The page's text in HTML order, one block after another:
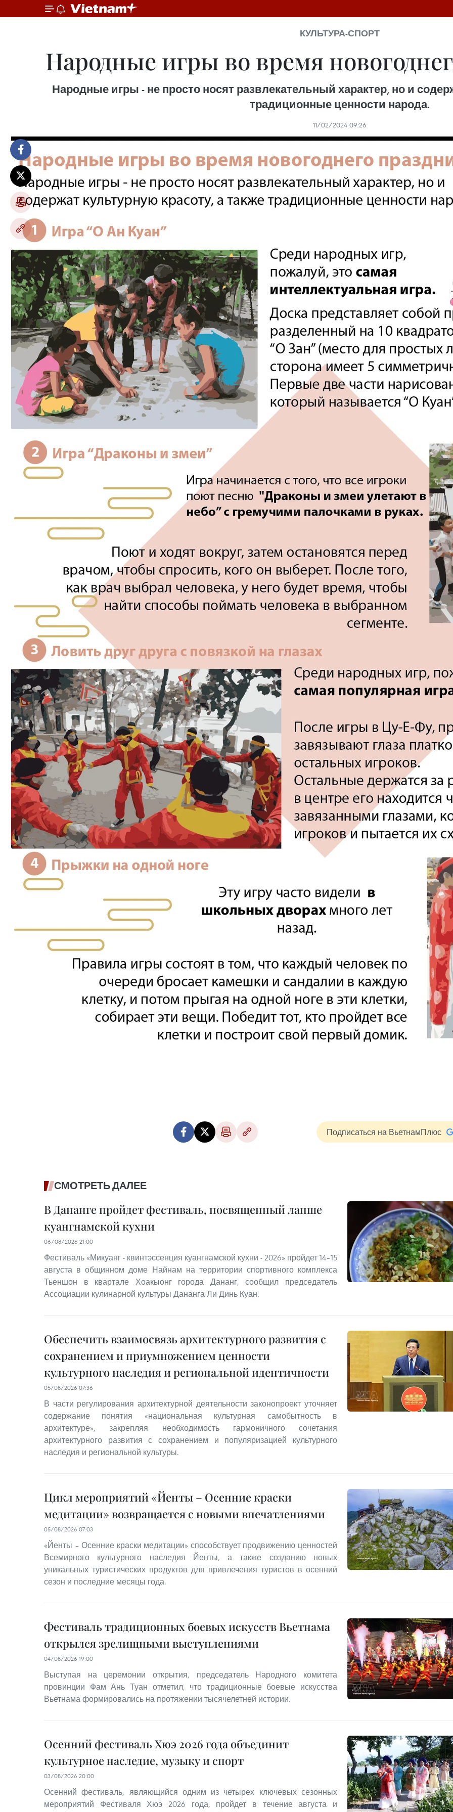
КУЛЬТУРА-СПОРТ
Народные игры во время
Народные игры - не просто носят развлекательный характер, но и
традиционные ценности народа.
11/02/2024 09:26
Подписаться на ВьетнамПлюс
СМОТРЕТЬ ДАЛЕЕ
В Дананге пройдет фестиваль, посвященный лапше
куангнамской кухни
06/08/2026 21:00
Фестиваль «Микуанг - квинтэссенция куангнамской кухни - 2026» пройдет 14–15
августа в общинном доме Найнам на территории спортивного комплекса
Тьеншон в квартале Хоакыонг города Дананг, сообщил председатель
Ассоциации кулинарной культуры Дананга Ли Динь Куан.
Обеспечить взаимосвязь архитектурного развития с
сохранением и приумножением ценности
культурного наследия и региональной идентичности
05/08/2026 07:36
В части регулирования архитектурной деятельности законопроект уточняет
содержание понятия «национальная культурная самобытность в
архитектуре», закрепляя необходимость гармоничного сочетания
архитектурного развития с сохранением и популяризацией культурного
наследия и региональной культуры.
Цикл мероприятий «Йенты – Осенние краски
медитации» возвращается с новыми впечатлениями
05/08/2026 07:03
«Йенты – Осенние краски медитации» способствует продвижению ценностей
Всемирного культурного наследия Йенты, а также созданию новых
уникальных туристических продуктов для привлечения туристов в осенний
сезон и последние месяцы года.
Фестиваль традиционных боевых искусств Вьетнама
открылся зрелищными выступлениями
04/08/2026 19:00
Выступая на церемонии открытия, председатель Народного комитета
провинции Фам Ань Туан отметил, что традиционные боевые искусства
Вьетнама формировались на протяжении тысячелетней истории.
Осенний фестиваль Хюэ 2026 года объединит
культурное наследие, музыку и спорт
03/08/2026 20:00
Осенний фестиваль, являющийся одним из четырех ключевых сезонных
мероприятий Фестиваля Хюэ 2026 года, пройдет в течение августа и